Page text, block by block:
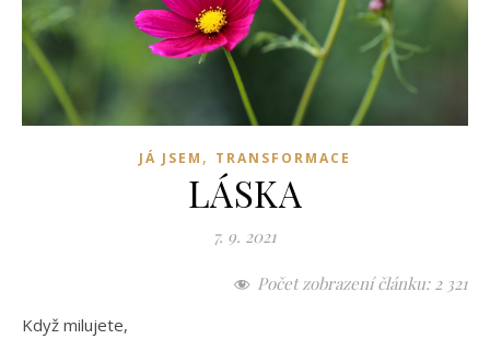
JÁ JSEM , TRANSFORMACE
LÁSKA
7. 9. 2021
Počet zobrazení článku: 2 321
Když milujete,